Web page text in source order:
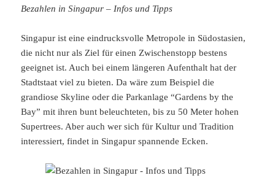
Bezahlen in Singapur – Infos und Tipps
Singapur ist eine eindrucksvolle Metropole in Südostasien,
die nicht nur als Ziel für einen Zwischenstopp bestens
geeignet ist. Auch bei einem längeren Aufenthalt hat der
Stadtstaat viel zu bieten. Da wäre zum Beispiel die
grandiose Skyline oder die Parkanlage “Gardens by the
Bay” mit ihren bunt beleuchteten, bis zu 50 Meter hohen
Supertrees. Aber auch wer sich für Kultur und Tradition
interessiert, findet in Singapur spannende Ecken.